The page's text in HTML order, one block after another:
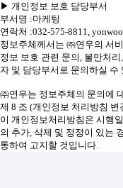
▶ 개인정보 보호 담당부서
부서명 :마케팅
연락처 :032-575-8811,
정보주체께서는 ㈜연우의 서
정보 보호 관련 문의, 불만처
자 및 담당부서로 문의하실 수
㈜연우는 정보주체의 문의에
제 8 조 (개인정보 처리방침 변
이 개인정보처리방침은 시행
의 추가, 삭제 및 정정이 있는
통하여 고지할 것입니다.